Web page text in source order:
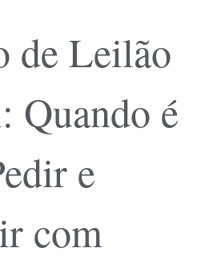
de Leilão
Quando é
e
com